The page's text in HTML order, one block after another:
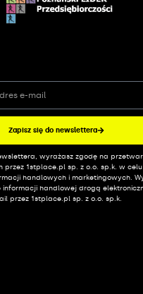
Zapisz się do newslettera
wyrażasz zgodę na
przez 1stplace.pl sp. z o.o. sp.k. w celu
handlowych i marketingowych.
informacji handlowej drogą
przez 1stplace.pl sp. z o.o. sp.k.